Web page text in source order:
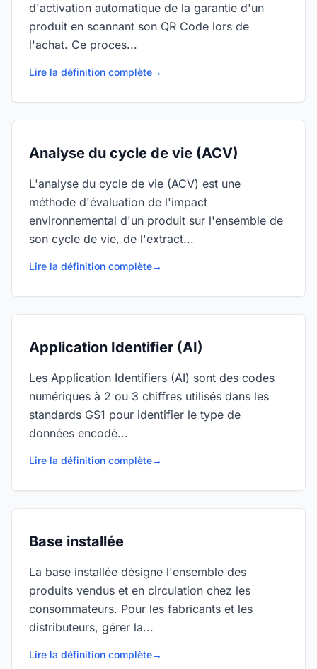
d'activation automatique de la garantie d'un
produit en scannant son QR Code lors de
l'achat. Ce proces...
Lire la définition complète→
Analyse du cycle de vie (ACV)
L'analyse du cycle de vie (ACV) est une
méthode d'évaluation de l'impact
environnemental d'un produit sur l'ensemble de
son cycle de vie, de l'extract...
Lire la définition complète→
Application Identifier (AI)
Les Application Identifiers (AI) sont des codes
numériques à 2 ou 3 chiffres utilisés dans les
standards GS1 pour identifier le type de
données encodé...
Lire la définition complète→
Base installée
La base installée désigne l'ensemble des
produits vendus et en circulation chez les
consommateurs. Pour les fabricants et les
distributeurs, gérer la...
Lire la définition complète→